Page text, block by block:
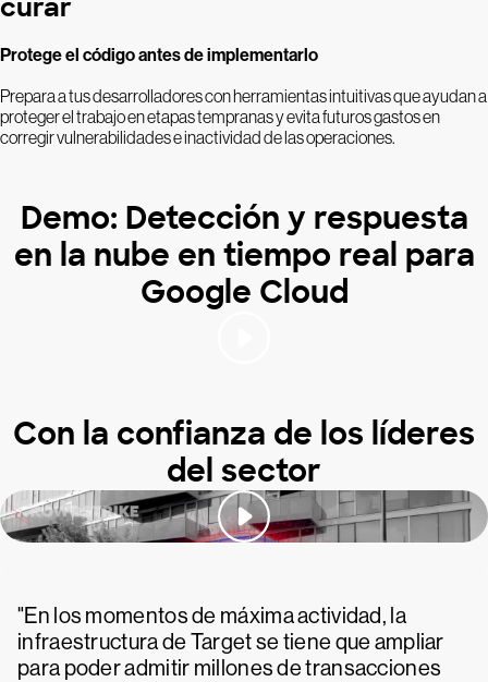
curar
Protege el código antes de implementarlo
Prepara a tus desarrolladores con herramientas intuitivas que ayudan a
proteger el trabajo en etapas tempranas y evita futuros gastos en
corregir vulnerabilidades e inactividad de las operaciones.
Demo: Detección y respuesta
en la nube en tiempo real para
Google Cloud
Con la confianza de los líderes
del sector
"En los momentos de máxima actividad, la
infraestructura de Target se tiene que ampliar
para poder admitir millones de transacciones